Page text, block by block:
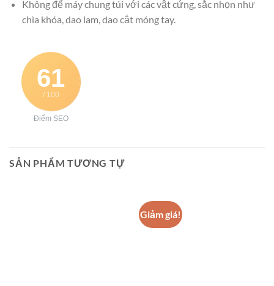
Không để máy chung túi với các vật cứng, sắc nhọn như
chìa khóa, dao lam, dao cắt móng tay.
61
/ 100
Điểm SEO
SẢN PHẨM TƯƠNG TỰ
Giảm giá!